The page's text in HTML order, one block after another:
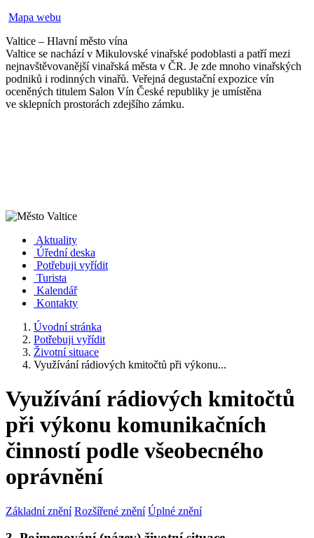
Mapa webu
Valtice – Hlavní město vína
Valtice se nachází v Mikulovské vinařské podoblasti a patří mezi
nejnavštěvovanější vinařská města v ČR. Je zde mnoho vinařských
podniků i rodinných vinařů. Veřejná degustační expozice vín
oceněných titulem Salon Vín České republiky je umístěna
ve sklepních prostorách zdejšího zámku.
Aktuality
Úřední deska
Potřebuji vyřídit
Turista
Kalendář
Kontakty
Úvodní stránka
Potřebuji vyřídit
Životní situace
Využívání rádiových kmitočtů při výkonu...
Využívání rádiových kmitočtů
při výkonu komunikačních
činností podle všeobecného
oprávnění
Základní znění Rozšířené znění Úplné znění